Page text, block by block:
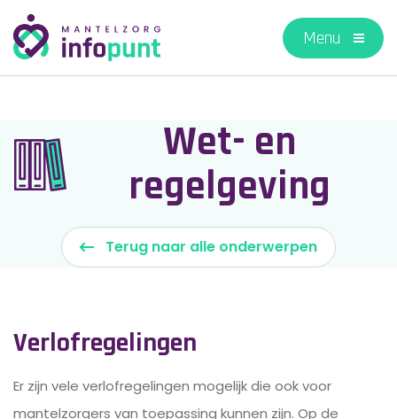
Wet- en
regelgeving
Terug naar alle onderwerpen
Verlofregelingen
Er zijn vele verlofregelingen mogelijk die ook voor
mantelzorgers van toepassing kunnen zijn. Op de